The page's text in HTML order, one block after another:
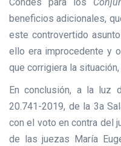
beneficios adicionales,
este controvertido
ello era improcedente y
que corrigiera la
En conclusión, a la luz
20.741-2019, de la 3a
con el voto en contra del
de las juezas María